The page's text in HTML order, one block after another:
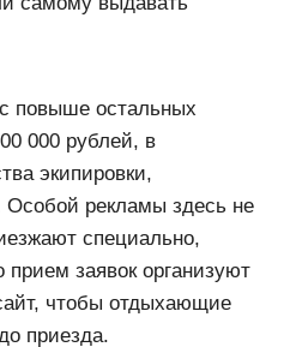
повыше остальных
000 рублей, в
экипировки,
Особой рекламы здесь не
специально,
прием заявок организуют
чтобы отдыхающие
приезда.